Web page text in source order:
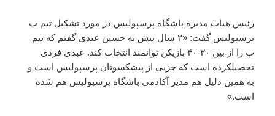
رئیس هیات مدیره باشگاه پرسپولیس در مورد تشکیل تیم ب
پرسپولیس گفت: «۲ سال پیش به حسین عبدی گفتم که تیم
ب را از بین ۳۰-۴۰ بازیکن توانمند انتخاب کند. عبدی فردی
تحصیلکرده است که جزیی از پیشکسوتان پرسپولیس است و
به همین دلیل هم مدیر آکادمی باشگاه پرسپولیس هم شده
است.»